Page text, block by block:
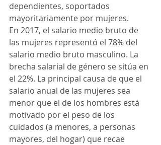
dependientes, soportados
mayoritariamente por mujeres.
En 2017, el salario medio bruto de
las mujeres representó el 78% del
salario medio bruto masculino. La
brecha salarial de género se sitúa en
el 22%. La principal causa de que el
salario anual de las mujeres sea
menor que el de los hombres está
motivado por el peso de los
cuidados (a menores, a personas
mayores, del hogar) que recae